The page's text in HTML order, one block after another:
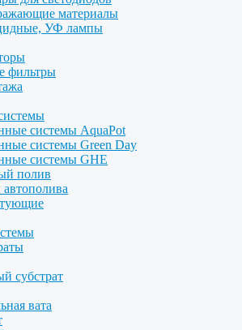
материалы
УФ лампы
фильтры
системы AquaPot
системы Green Day
системы GHE
полив
субстрат
вата